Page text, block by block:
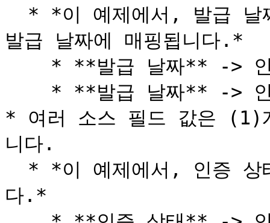
발급 날짜에 매핑됩니다.*
* 여러 소스 필드 값은 (1)
니다.
다.*